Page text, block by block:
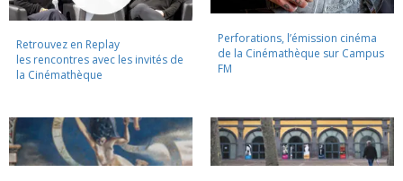
Retrouvez en Replay
les rencontres avec les invités de
la Cinémathèque
Perforations, l’émission cinéma
de la Cinémathèque sur Campus
FM